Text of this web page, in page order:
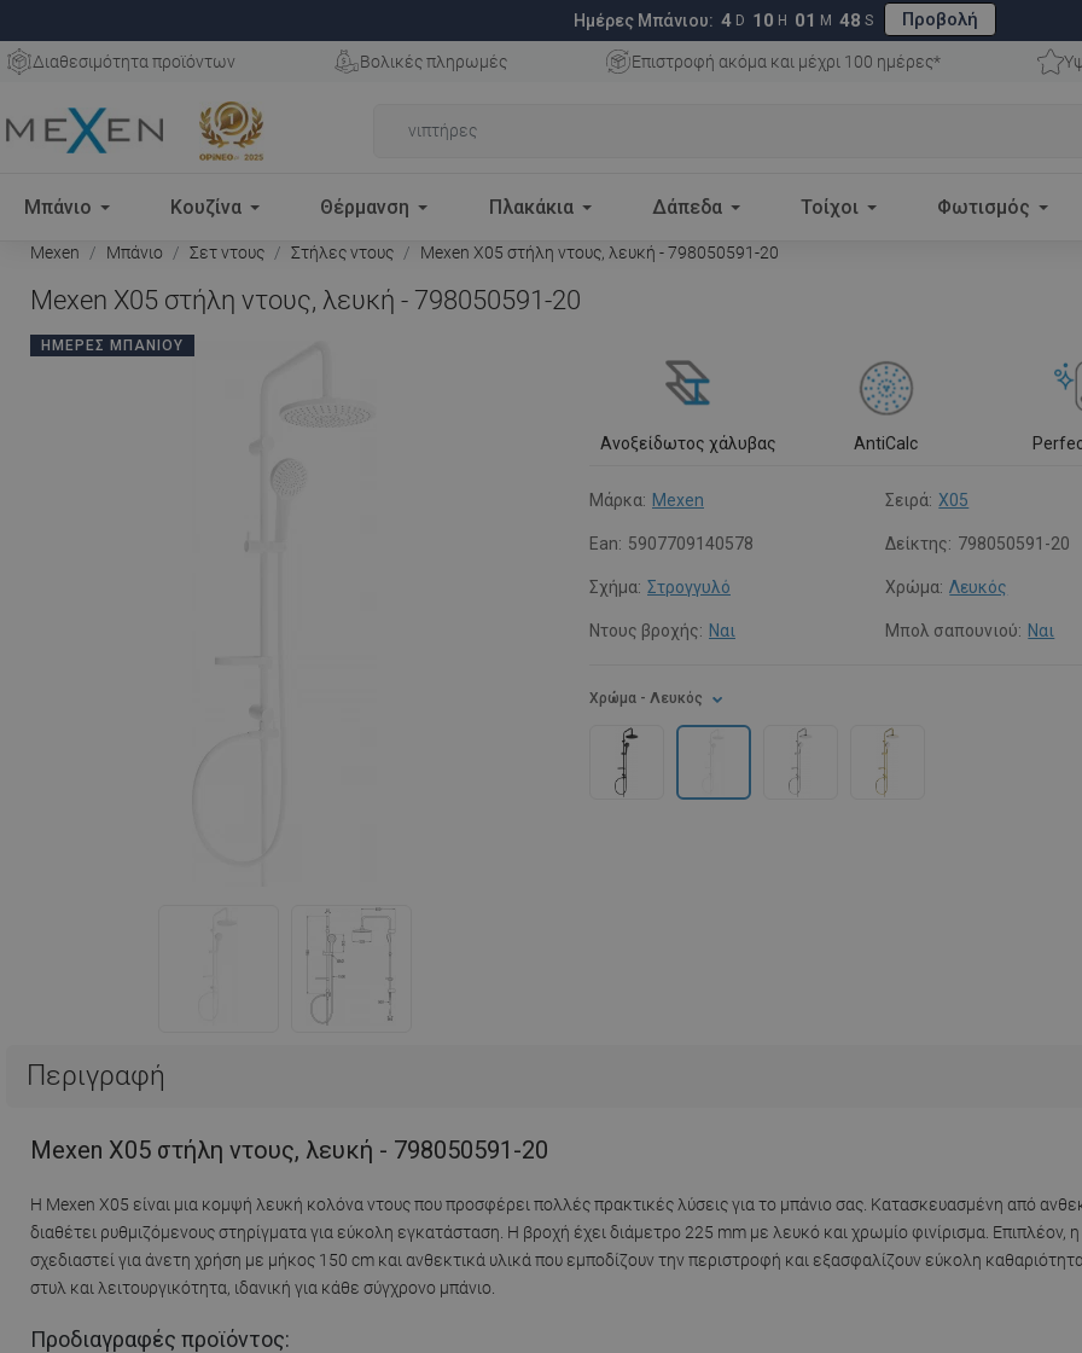
Ημέρες Μπάνιου: 4 D 10 H 01 M 47 S Προβολή
Διαθεσιμότητα προϊόντων Βολικές πληρωμές Επιστροφή ακόμα και μέχρι 100 ημέρες*
Μπάνιο Κουζίνα Θέρμανση Πλακάκια Δάπεδα Τοίχοι Φωτισμός
Mexen Μπάνιο Σετ ντους Στήλες ντους Mexen X05 στήλη ντους, λευκή - 798050591-20
Mexen X05 στήλη ντους, λευκή - 798050591-20
ΗΜΈΡΕΣ ΜΠΆΝΙΟΥ
Ανοξείδωτος χάλυβας AntiCalc
Μάρκα: Mexen Σειρά: X05
Ean: 5907709140578 Δείκτης: 798050591-20
Σχήμα: Στρογγυλό Χρώμα: Λευκός
Ντους βροχής: Ναι Μπολ σαπουνιού: Ναι
Χρώμα - Λευκός
Περιγραφή
Mexen X05 στήλη ντους, λευκή - 798050591-20
Η Mexen X05 είναι μια κομψή λευκή κολόνα ντους που προσφέρει πολλές πρακτικές λύσεις για το μπάνιο σας. Κατασκευασμένη από
διαθέτει ρυθμιζόμενους στηρίγματα για εύκολη εγκατάσταση. Η βροχή έχει διάμετρο 225 mm με λευκό και χρωμίο φινίρισμα. Επιπλέον,
σχεδιαστεί για άνετη χρήση με μήκος 150 cm και ανθεκτικά υλικά που εμποδίζουν την περιστροφή και εξασφαλίζουν εύκολη
στυλ και λειτουργικότητα, ιδανική για κάθε σύγχρονο μπάνιο.
Προδιαγραφές προϊόντος: